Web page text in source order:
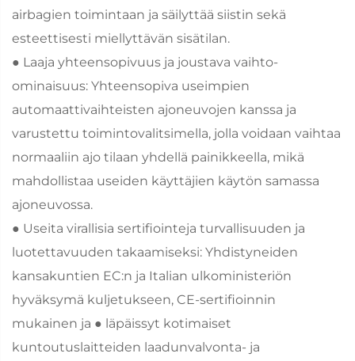
airbagien toimintaan ja säilyttää siistin sekä
esteettisesti miellyttävän sisätilan.
● Laaja yhteensopivuus ja joustava vaihto-
ominaisuus: Yhteensopiva useimpien
automaattivaihteisten ajoneuvojen kanssa ja
varustettu toimintovalitsimella, jolla voidaan vaihtaa
normaaliin ajo tilaan yhdellä painikkeella, mikä
mahdollistaa useiden käyttäjien käytön samassa
ajoneuvossa.
● Useita virallisia sertifiointeja turvallisuuden ja
luotettavuuden takaamiseksi: Yhdistyneiden
kansakuntien EC:n ja Italian ulkoministeriön
hyväksymä kuljetukseen, CE-sertifioinnin
mukainen ja ● läpäissyt kotimaiset
kuntoutuslaitteiden laadunvalvonta- ja